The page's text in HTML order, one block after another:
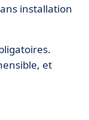
installation
et